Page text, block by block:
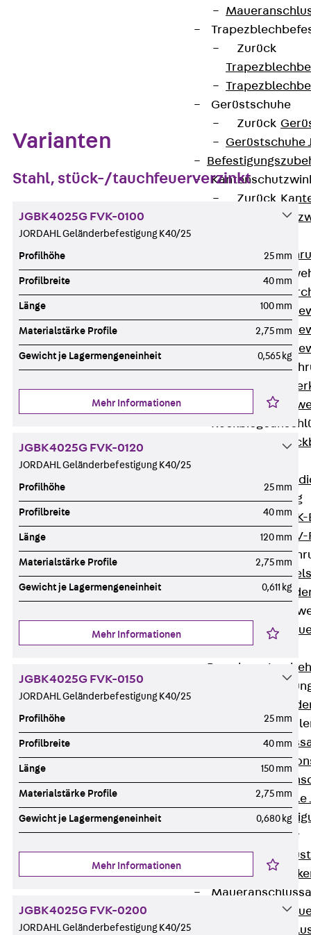
Zurück
Gerüstschuhe
Zurück
Gerüstschuhe
Zurück
Zurück
Zurück
GFK-Bewehrung
Zurück
FIBERNOX®
Zurück
Zurück
GRIPRIP®
Zurück
Winkelkonsole
Brüstungsanker
Zurück
Varianten
Stahl, stück-/tauchfeuerverzinkt
JGBK4025G FVK-0100
JORDAHL Geländerbefestigung K40/25
Profilhöhe 25 mm
Profilbreite 40 mm
Länge 100 mm
Materialstärke Profile 2,75 mm
Gewicht je Lagermengeneinheit 0,565 kg
Mehr Informationen
JGBK4025G FVK-0120
JORDAHL Geländerbefestigung K40/25
Profilhöhe 25 mm
Profilbreite 40 mm
Länge 120 mm
Materialstärke Profile 2,75 mm
Gewicht je Lagermengeneinheit 0,611 kg
Mehr Informationen
JGBK4025G FVK-0150
JORDAHL Geländerbefestigung K40/25
Profilhöhe 25 mm
Profilbreite 40 mm
Länge 150 mm
Materialstärke Profile 2,75 mm
Gewicht je Lagermengeneinheit 0,680 kg
Mehr Informationen
JGBK4025G FVK-0200
JORDAHL Geländerbefestigung K40/25